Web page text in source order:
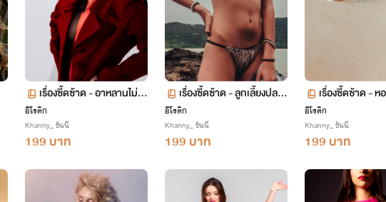
เรื่องซี้ดซ้าด - อาหลานไม่แ
ท้
อีโรติก
Khanny_ ขันนี่
199 บาท
เรื่องซี้ดซ้าด - ลูกเลี้ยงปลา
ดาว
อีโรติก
Khanny_ ขันนี่
199 บาท
เรื่องซี้ดซ้าด - ห
อีโรติก
Khanny_ ขันนี่
199 บาท